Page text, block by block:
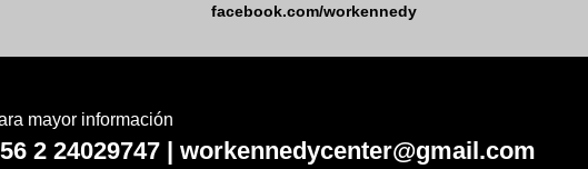
facebook.com/workennedy
mayor información
2 24029747 | workennedycenter@gmail.com